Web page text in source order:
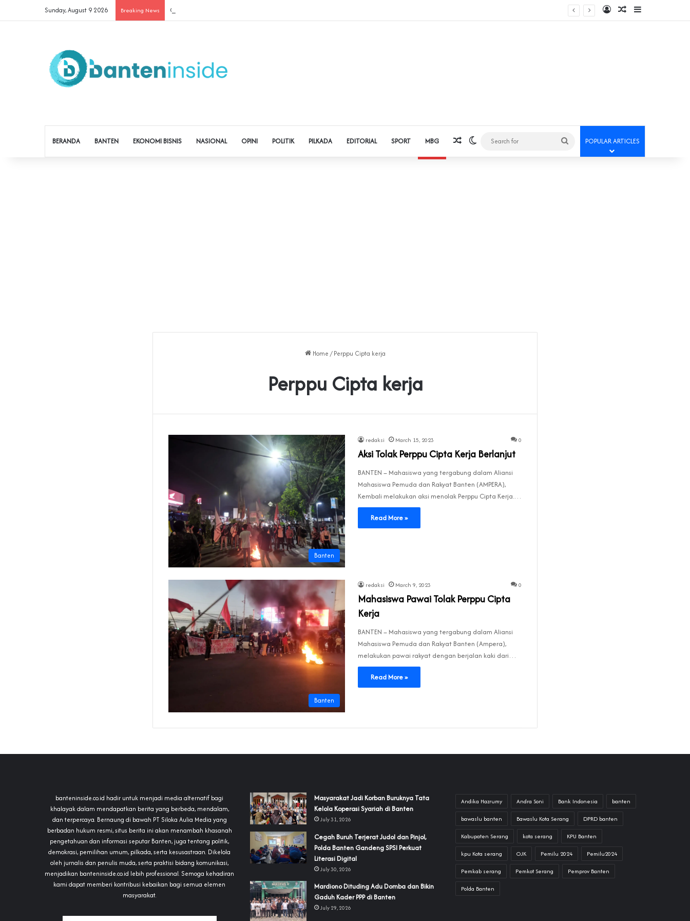
Sunday, August 9 2026 Breaking News Cegah Buruh Terjerat Judol dan Pinjol, Polda Banten Gandeng SPSI Perkuat Literasi Digital Log InRandom Article
Sidebar
BERANDA BANTEN EKONOMI BISNIS NASIONAL OPINI POLITIK PILKADA EDITORIAL SPORT MBG Random Article
Switch skin
Search
for
POPULAR ARTICLES
Home / Perppu Cipta kerja
Perppu Cipta kerja
Banten
redaksi March 15, 2023 0
Aksi Tolak Perppu Cipta Kerja Berlanjut
BANTEN – Mahasiswa yang tergabung dalam Aliansi
Mahasiswa Pemuda dan Rakyat Banten (AMPERA),
Kembali melakukan aksi menolak Perppu Cipta Kerja.…
Read More »
Banten
redaksi March 9, 2023 0
Mahasiswa Pawai Tolak Perppu Cipta
Kerja
BANTEN – Mahasiswa yang tergabung dalam Aliansi
Mahasiswa Pemuda dan Rakyat Banten (Ampera),
melakukan pawai rakyat dengan berjalan kaki dari…
Read More »
banteninside.co.id hadir untuk menjadi media alternatif bagi
khalayak dalam mendapatkan berita yang berbeda, mendalam,
dan terpercaya. Bernaung di bawah PT Siloka Aulia Media yang
berbadan hukum resmi, situs berita ini akan menambah khasanah
pengetahuan dan informasi seputar Banten, juga tentang politik,
demokrasi, pemilihan umum, pilkada, serta kesusastraan. Dikelola
oleh jurnalis dan penulis muda, serta praktisi bidang komunikasi,
menjadikan banteninside.co.id lebih professional. Semoga kehadiran
kami dapat memberi kontribusi kebaikan bagi semua elemen
masyarakat.
‎Masyarakat Jadi Korban Buruknya Tata
Kelola Koperasi Syariah di Banten
July 31, 2026
Cegah Buruh Terjerat Judol dan Pinjol,
Polda Banten Gandeng SPSI Perkuat
Literasi Digital
July 30, 2026
‎Mardiono Dituding Adu Domba dan Bikin
Gaduh Kader PPP di Banten
July 29, 2026
Andika Hazrumy Andra Soni Bank Indonesia banten
bawaslu banten Bawaslu Kota Serang DPRD banten
Kabupaten Serang kota serang KPU Banten
kpu Kota serang OJK Pemilu 2024 Pemilu2024
Pemkab serang Pemkot Serang Pemprov Banten
Polda Banten